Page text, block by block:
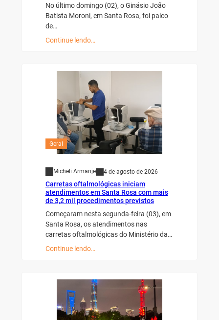
No último domingo (02), o Ginásio João
Batista Moroni, em Santa Rosa, foi palco
de…
Continue lendo…
Geral
Micheli Armanje 4 de agosto de 2026
Carretas oftalmológicas iniciam
atendimentos em Santa Rosa com mais
de 3,2 mil procedimentos previstos
Começaram nesta segunda-feira (03), em
Santa Rosa, os atendimentos nas
carretas oftalmológicas do Ministério da…
Continue lendo…